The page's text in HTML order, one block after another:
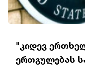
"კიდევ
ერთგულებას